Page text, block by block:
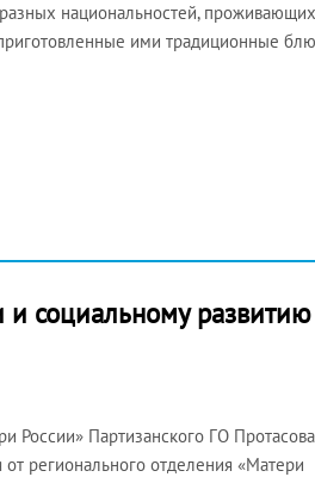
национальностей,
ими традиционные
социальному развитию
России» Партизанского ГО
регионального отделения «Матери